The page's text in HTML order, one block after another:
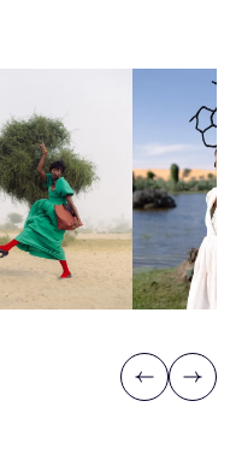
Previous
Next